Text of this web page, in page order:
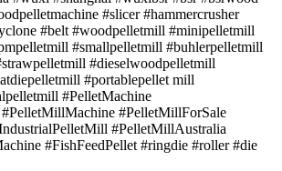
#slicer #hammercrusher
#belt #woodpelletmill #minipelletmill
#smallpelletmill #buhlerpelletmill
#dieselwoodpelletmill
#portablepellet mill
#PelletMachine
#PelletMillForSale
#PelletMillAustralia
#FishFeedPellet #ringdie #roller #die